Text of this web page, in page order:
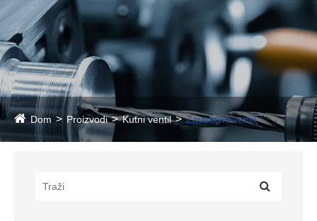
Dom Proizvodi Kutni ventil Zaustavni ventil